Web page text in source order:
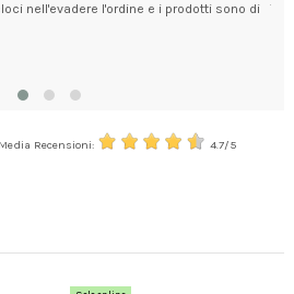
nell'evadere l'ordine e i prodotti sono di
Media Recensioni: 4.7/5